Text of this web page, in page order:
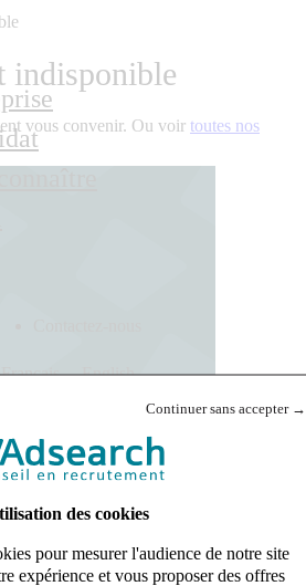
Continuer sans accepter →
des cookies
pour mesurer l'audience de notre site
expérience et vous proposer des offres
Français English
indisponible
vous convenir. Ou voir toutes nos
en recrutement